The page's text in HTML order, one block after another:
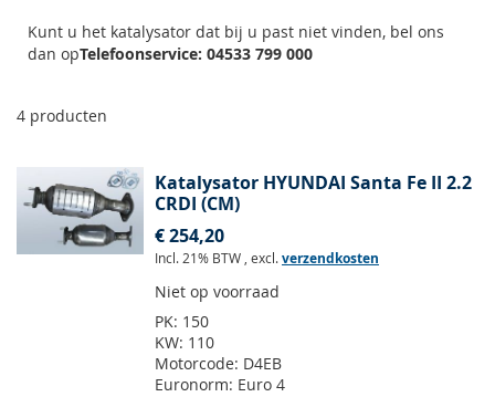
Kunt u het katalysator dat bij u past niet vinden, bel ons
dan opTelefoonservice: 04533 799 000
4 producten
Katalysator HYUNDAI Santa Fe II 2.2
CRDI (CM)
€ 254,20
Incl. 21% BTW , excl.verzendkosten
Niet op voorraad
PK: 150
KW: 110
Motorcode: D4EB
Euronorm: Euro 4